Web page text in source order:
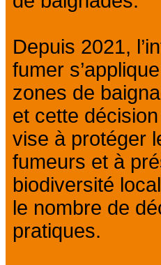
Depuis 2021,
fumer
zones de
et cette
vise à protéger
fumeurs et à
biodiversité
le nombre de
pratiques.